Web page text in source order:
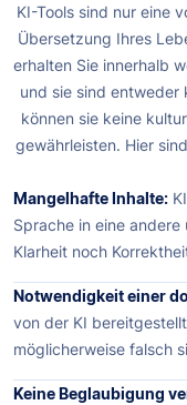
KI-Tools sind nur eine
Übersetzung Ihres
erhalten Sie innerhalb
und sie sind entweder
können sie keine
gewährleisten. Hier
Mangelhafte Inhalte:
Sprache in eine
Klarheit noch
Notwendigkeit einer
von der KI
möglicherweise falsch
Keine Beglaubigung